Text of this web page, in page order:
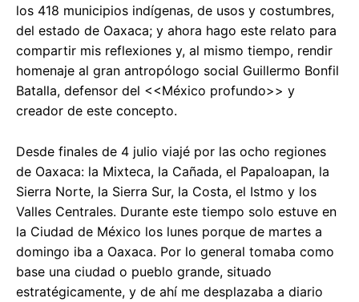
los 418 municipios indígenas, de usos y costumbres,
del estado de Oaxaca; y ahora hago este relato para
compartir mis reflexiones y, al mismo tiempo, rendir
homenaje al gran antropólogo social Guillermo Bonfil
Batalla, defensor del <<México profundo>> y
creador de este concepto.
Desde finales de 4 julio viajé por las ocho regiones
de Oaxaca: la Mixteca, la Cañada, el Papaloapan, la
Sierra Norte, la Sierra Sur, la Costa, el Istmo y los
Valles Centrales. Durante este tiempo solo estuve en
la Ciudad de México los lunes porque de martes a
domingo iba a Oaxaca. Por lo general tomaba como
base una ciudad o pueblo grande, situado
estratégicamente, y de ahí me desplazaba a diario